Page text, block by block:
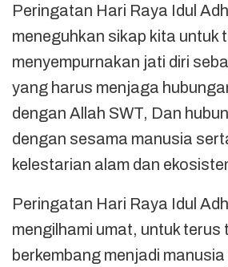
Peringatan Hari Raya Idul
meneguhkan sikap kita untuk
menyempurnakan jati diri
yang harus menjaga
dengan Allah SWT, Dan
dengan sesama manusia
kelestarian alam dan
Peringatan Hari Raya Idul
mengilhami umat, untuk terus
berkembang menjadi